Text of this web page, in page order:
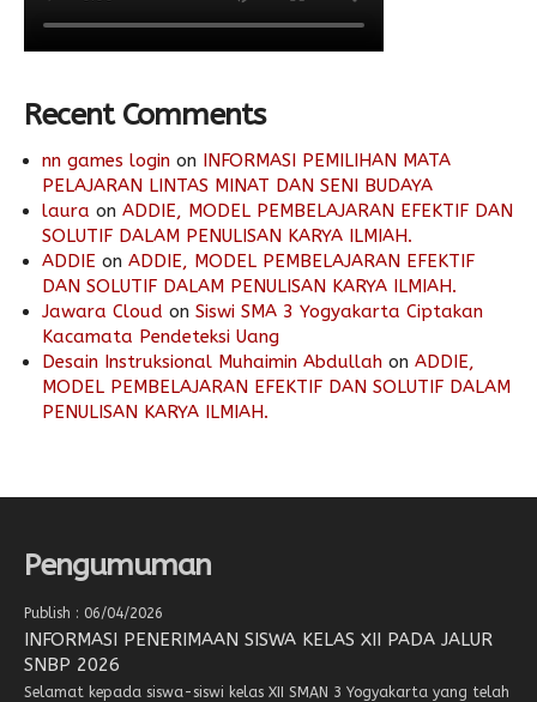
Recent Comments
nn games login on INFORMASI PEMILIHAN MATA
PELAJARAN LINTAS MINAT DAN SENI BUDAYA
laura on ADDIE, MODEL PEMBELAJARAN EFEKTIF DAN
SOLUTIF DALAM PENULISAN KARYA ILMIAH.
ADDIE on ADDIE, MODEL PEMBELAJARAN EFEKTIF
DAN SOLUTIF DALAM PENULISAN KARYA ILMIAH.
Jawara Cloud on Siswi SMA 3 Yogyakarta Ciptakan
Kacamata Pendeteksi Uang
Desain Instruksional Muhaimin Abdullah on ADDIE,
MODEL PEMBELAJARAN EFEKTIF DAN SOLUTIF DALAM
PENULISAN KARYA ILMIAH.
Pengumuman
Publish : 06/04/2026
INFORMASI PENERIMAAN SISWA KELAS XII PADA JALUR
SNBP 2026
Selamat kepada siswa-siswi kelas XII SMAN 3 Yogyakarta yang telah